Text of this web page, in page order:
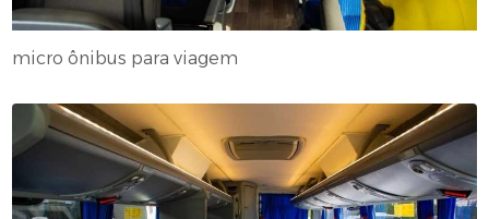
micro ônibus para viagem